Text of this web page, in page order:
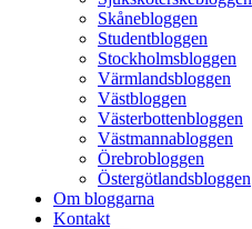
Skånebloggen
Studentbloggen
Stockholmsbloggen
Värmlandsbloggen
Västbloggen
Västerbottenbloggen
Västmannabloggen
Örebrobloggen
Östergötlandsbloggen
Om bloggarna
Kontakt